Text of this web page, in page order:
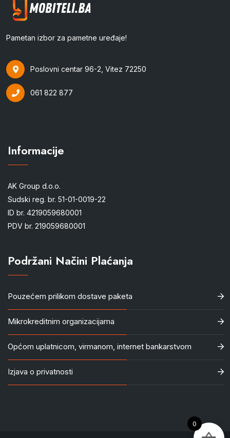
Pametan izbor za pametne uređaje!
Poslovni centar 96-2, Vitez 72250
061 822 877
Informacije
AK Group d.o.o.
Sudski reg. br. 51-01-0019-22
ID br. 4219059680001
PDV br. 219059680001
Podržani Načini Plaćanja
Pouzećem prilikom dostave paketa
Mikrokreditnim organizacijama
Općom uplatnicom, virmanom, internet bankarstvom
Izjava o privatnosti
0